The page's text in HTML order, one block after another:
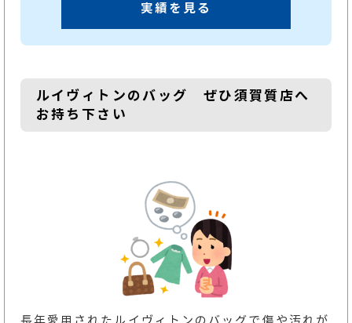
実績を見る
ルイヴィトンのバッグ ぜひ須賀質店へ
お持ち下さい
長年愛用されたルイヴィトンのバッグで傷や汚れが